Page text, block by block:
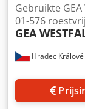
Hradec
Gebruikte
01-576
GEA